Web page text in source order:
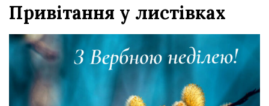
Привітання у листівках